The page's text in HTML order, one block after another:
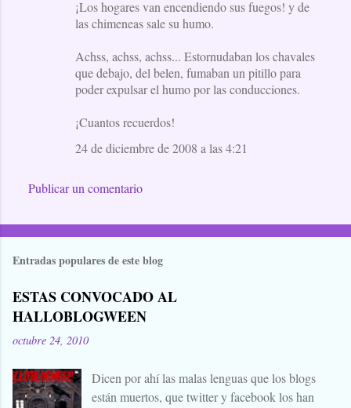
¡Los hogares van encendiendo sus fuegos! y de
las chimeneas sale su humo.
Achss, achss, achss... Estornudaban los chavales
que debajo, del belen, fumaban un pitillo para
poder expulsar el humo por las conducciones.
¡Cuantos recuerdos!
24 de diciembre de 2008 a las 4:21
Publicar un comentario
Entradas populares de este blog
ESTAS CONVOCADO AL
HALLOBLOGWEEN
octubre 24, 2010
Dicen por ahí las malas lenguas que los blogs
están muertos, que twitter y facebook los han